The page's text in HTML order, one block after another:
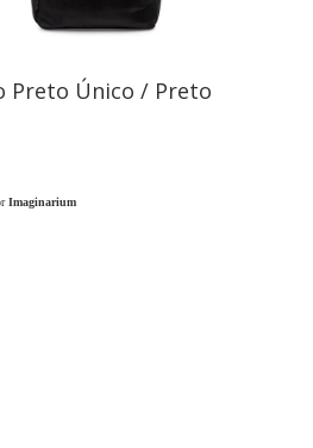
Preto Único / Preto
Imaginarium